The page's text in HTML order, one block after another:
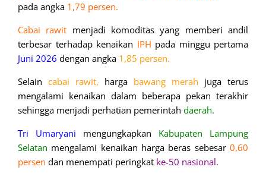
pada angka 1,79 persen.
Cabai rawit menjadi komoditas yang memberi andil
terbesar terhadap kenaikan IPH pada minggu pertama
Juni 2026 dengan angka 1,85 persen.
Selain cabai rawit, harga bawang merah juga terus
mengalami kenaikan dalam beberapa pekan terakhir
sehingga menjadi perhatian pemerintah daerah.
Tri Umaryani mengungkapkan Kabupaten Lampung
Selatan mengalami kenaikan harga beras sebesar 0,60
persen dan menempati peringkat ke-50 nasional.